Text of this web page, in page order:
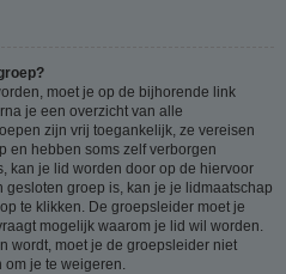
moet je op de bijhorende link
je een overzicht van alle
zijn vrij toegankelijk, ze vereisen
en hebben soms zelf verborgen
kan je lid worden door op de hiervoor
groep is, kan je je lidmaatschap
te klikken. De groepsleider moet je
mogelijk waarom je lid wil worden.
wordt, moet je de groepsleider niet
je te weigeren.